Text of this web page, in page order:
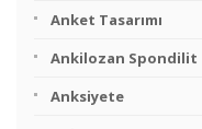
Anket Tasarımı
Ankilozan Spondilit
Anksiyete